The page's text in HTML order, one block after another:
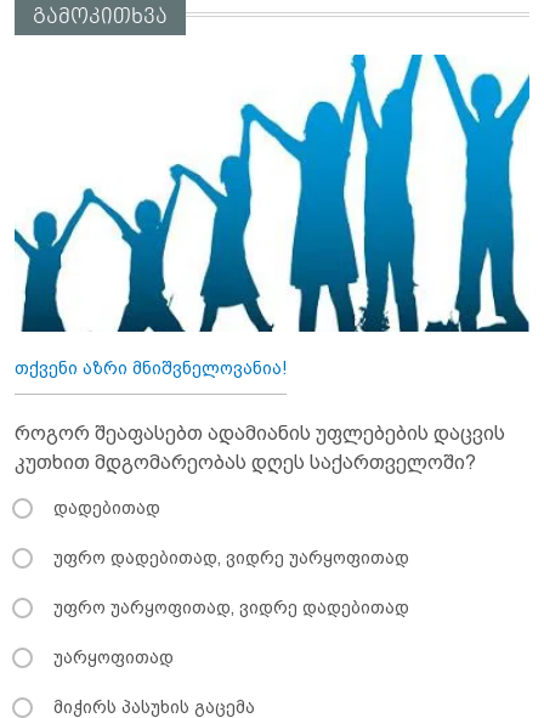
გამოკითხვა
თქვენი აზრი მნიშვნელოვანია!
როგორ შეაფასებთ ადამიანის უფლებების დაცვის
კუთხით მდგომარეობას დღეს საქართველოში?
დადებითად
უფრო დადებითად, ვიდრე უარყოფითად
უფრო უარყოფითად, ვიდრე დადებითად
უარყოფითად
მიჭირს პასუხის გაცემა